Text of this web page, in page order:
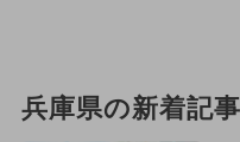
兵庫県の新着記事